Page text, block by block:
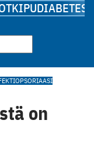
KIPUDIABETES
PSORIAASI
on